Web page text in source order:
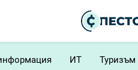
ИТ Туризъм